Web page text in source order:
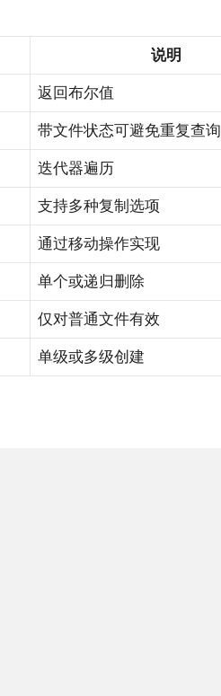
说明
返回布尔值
带文件状态可避免重复查询
迭代器遍历
支持多种复制选项
通过移动操作实现
单个或递归删除
仅对普通文件有效
单级或多级创建